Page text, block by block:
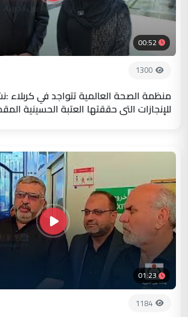
00:52
1300
منظمة الصحة العالمية تتواجد في كربلاء
للإنجازات التي حققتها العتبة الحسينية
01:23
1184